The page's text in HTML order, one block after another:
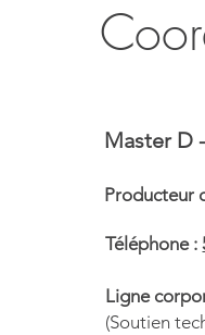
Master D
Producteur
Téléphone :
Ligne
(Soutien